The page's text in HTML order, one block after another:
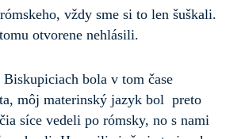
vždy sme si to len šuškali.
otvorene nehlásili.
bola v tom čase
môj materinský jazyk bol preto
síce vedeli po rómsky, no s nami